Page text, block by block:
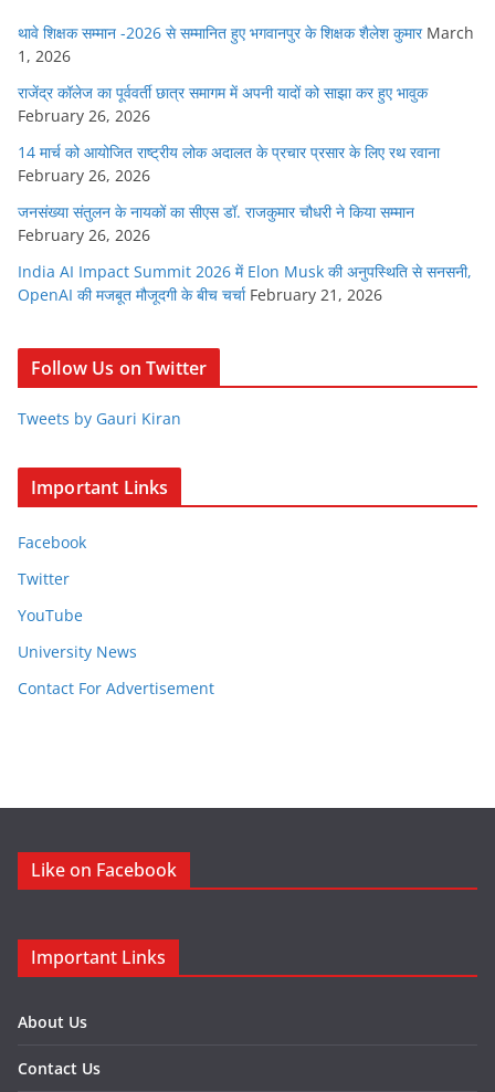
थावे शिक्षक सम्मान -2026 से सम्मानित हुए भगवानपुर के शिक्षक शैलेश कुमार March
1, 2026
राजेंद्र कॉलेज का पूर्ववर्ती छात्र समागम में अपनी यादों को साझा कर हुए भावुक
February 26, 2026
14 मार्च को आयोजित राष्ट्रीय लोक अदालत के प्रचार प्रसार के लिए रथ रवाना
February 26, 2026
जनसंख्या संतुलन के नायकों का सीएस डॉ. राजकुमार चौधरी ने किया सम्मान
February 26, 2026
India AI Impact Summit 2026 में Elon Musk की अनुपस्थिति से सनसनी,
OpenAI की मजबूत मौजूदगी के बीच चर्चा February 21, 2026
Follow Us on Twitter
Tweets by Gauri Kiran
Important Links
Facebook
Twitter
YouTube
University News
Contact For Advertisement
Like on Facebook
Important Links
About Us
Contact Us